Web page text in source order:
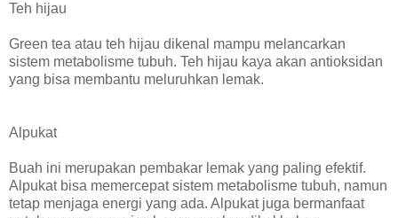
Teh hijau
Green tea atau teh hijau dikenal mampu melancarkan
sistem metabolisme tubuh. Teh hijau kaya akan antioksidan
yang bisa membantu meluruhkan lemak.
Alpukat
Buah ini merupakan pembakar lemak yang paling efektif.
Alpukat bisa memercepat sistem metabolisme tubuh, namun
tetap menjaga energi yang ada. Alpukat juga bermanfaat